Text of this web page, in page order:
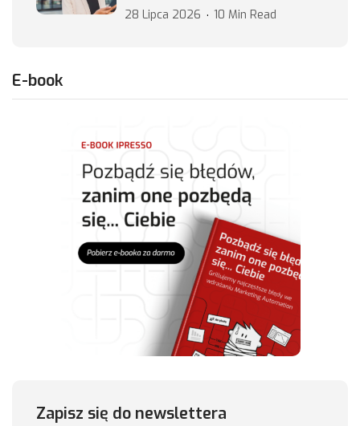
28 Lipca 2026 10 Min Read
E-book
Zapisz się do newslettera